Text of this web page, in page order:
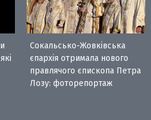
Сокальсько-Жовківська
єпархія отримала нового
правлячого єпископа Петра
Лозу: фоторепортаж